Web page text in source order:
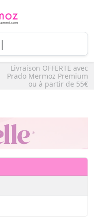
Livraison OFFERTE avec
Prado Mermoz Premium
ou à partir de 55€